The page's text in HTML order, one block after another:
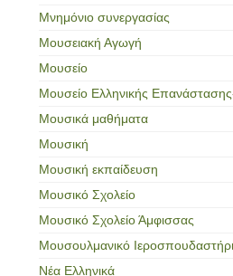
Μνημόνιο συνεργασίας
Μουσειακή Αγωγή
Μουσείο
Μουσείο Ελληνικής
Μουσικά μαθήματα
Μουσική
Μουσική εκπαίδευση
Μουσικό Σχολείο
Μουσικό Σχολείο Άμφισσας
Μουσουλμανικό
Νέα Ελληνικά